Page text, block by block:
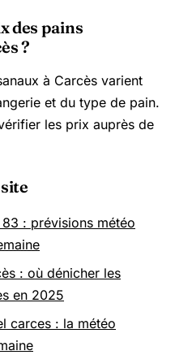
des pains
?
à Carcès varient
et du type de pain.
les prix auprès de
: prévisions météo
: où dénicher les
en 2025
carces : la météo